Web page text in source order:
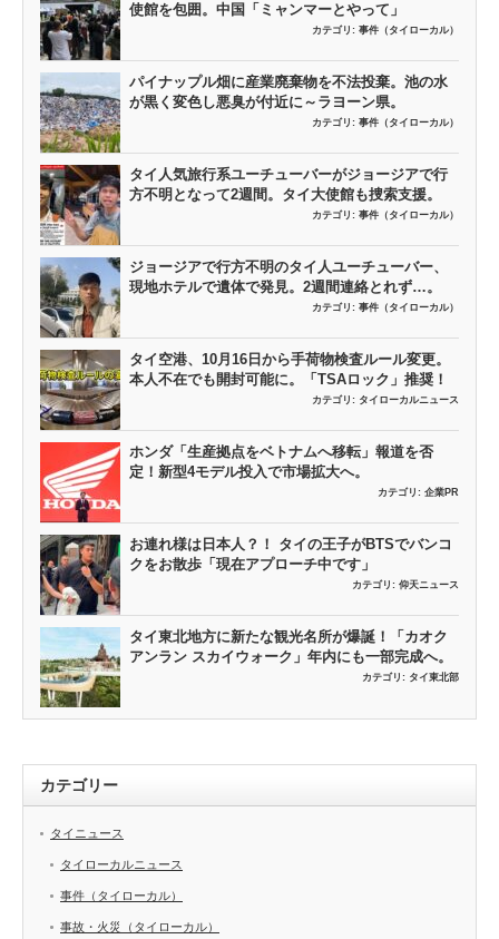
使館を包囲。中国「ミャンマーとやって」
カテゴリ: 事件（タイローカル）
パイナップル畑に産業廃棄物を不法投棄。池の水
が黒く変色し悪臭が付近に～ラヨーン県。
カテゴリ: 事件（タイローカル）
タイ人気旅行系ユーチューバーがジョージアで行
方不明となって2週間。タイ大使館も捜索支援。
カテゴリ: 事件（タイローカル）
ジョージアで行方不明のタイ人ユーチューバー、
現地ホテルで遺体で発見。2週間連絡とれず…。
カテゴリ: 事件（タイローカル）
タイ空港、10月16日から手荷物検査ルール変更。
本人不在でも開封可能に。「TSAロック」推奨！
カテゴリ: タイローカルニュース
ホンダ「生産拠点をベトナムへ移転」報道を否
定！新型4モデル投入で市場拡大へ。
カテゴリ: 企業PR
お連れ様は日本人？！ タイの王子がBTSでバンコ
クをお散歩「現在アプローチ中です」
カテゴリ: 仰天ニュース
タイ東北地方に新たな観光名所が爆誕！「カオク
アンラン スカイウォーク」年内にも一部完成へ。
カテゴリ: タイ東北部
カテゴリー
タイニュース
タイローカルニュース
事件（タイローカル）
事故・火災（タイローカル）